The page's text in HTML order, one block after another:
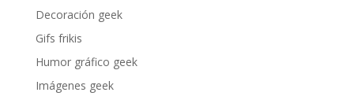
Decoración geek
Gifs frikis
Humor gráfico geek
Imágenes geek